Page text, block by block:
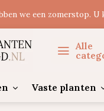
we een zomerstop.
Alle
Vaste planten